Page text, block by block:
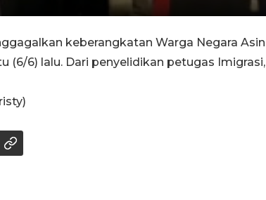
keberangkatan Warga Negara
(6/6) lalu. Dari penyelidikan petugas